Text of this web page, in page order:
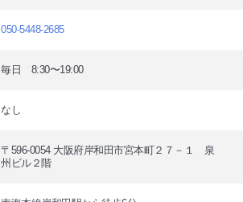
050-5448-2685
毎日 8:30〜19:00
なし
〒596-0054 大阪府岸和田市宮本町２７－１ 泉
州ビル２階